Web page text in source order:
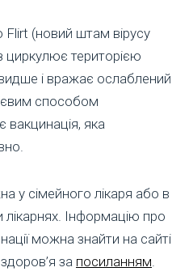
(новий штам вірусу
циркулює територією
і вражає ослаблений
способом
вакцинація, яка
у сімейного лікаря або в
лікарнях. Інформацію про
можна знайти на сайті
за посиланням.